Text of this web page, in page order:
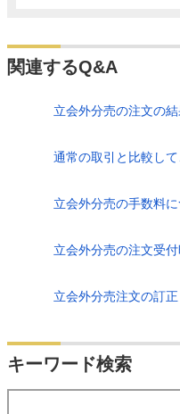
関連するQ&A
立会外分売の注文の
通常の取引と比較し
立会外分売の手数料
立会外分売の注文受
立会外分売注文の訂
キーワード検索